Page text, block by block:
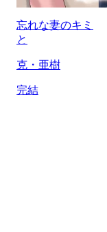
忘れな妻のキミ
と
克・亜樹
完結